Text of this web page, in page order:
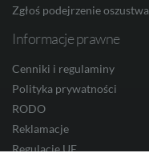
zapłacisz za
Zgłoś podejrzenie oszustwa
Informacje prawne
Cenniki i regulaminy
Polityka prywatności
RODO
Reklamacje
Regulacje UE